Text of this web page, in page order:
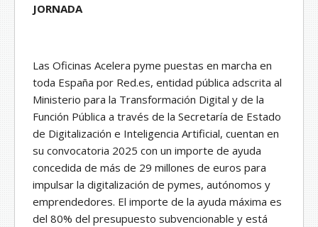
JORNADA
Las Oficinas Acelera pyme puestas en marcha en
toda España por Red.es, entidad pública adscrita al
Ministerio para la Transformación Digital y de la
Función Pública a través de la Secretaría de Estado
de Digitalización e Inteligencia Artificial, cuentan en
su convocatoria 2025 con un importe de ayuda
concedida de más de 29 millones de euros para
impulsar la digitalización de pymes, autónomos y
emprendedores. El importe de la ayuda máxima es
del 80% del presupuesto subvencionable y está